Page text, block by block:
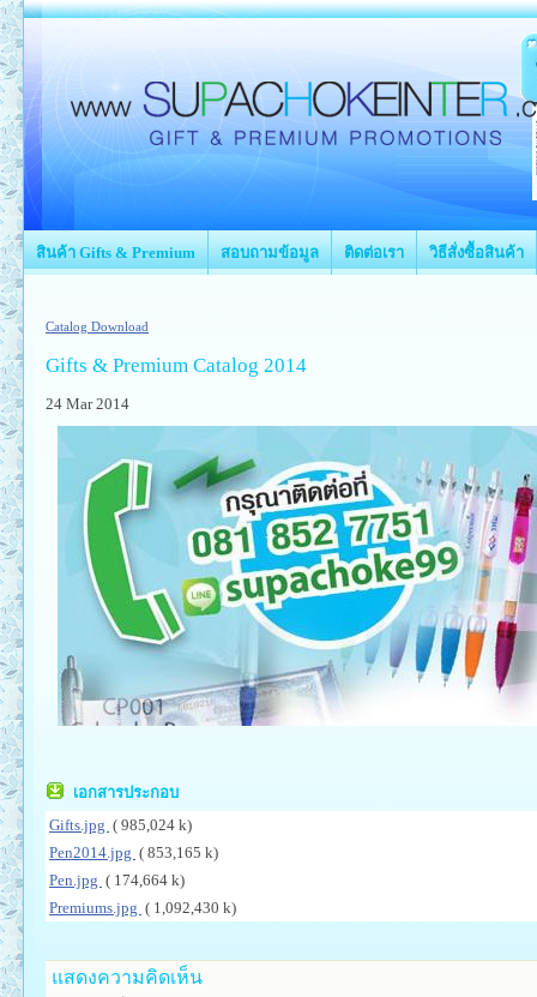
สินค้า Gifts & Premium สอบถามข้อมูล ติดต่อเรา วิธีสั่งซื้อสินค้า
Catalog Download
Gifts & Premium Catalog 2014
24 Mar 2014
เอกสารประกอบ
Gifts.jpg ( 985,024 k)
Pen2014.jpg ( 853,165 k)
Pen.jpg ( 174,664 k)
Premiums.jpg ( 1,092,430 k)
แสดงความคิดเห็น